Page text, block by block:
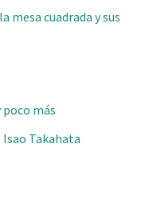
mesa cuadrada y sus
más
Isao Takahata